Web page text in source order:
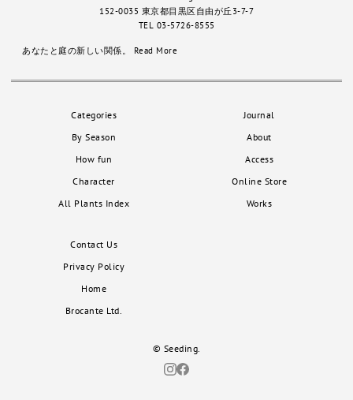
あなたと庭の新しい関係。 Read More
152-0035 東京都目黒区自由が丘3-7-7
TEL 03-5726-8555
Categories
By Season
How fun
Character
All Plants Index
Journal
About
Access
Online Store
Works
Contact Us
Privacy Policy
Home
Brocante Ltd.
© Seeding.